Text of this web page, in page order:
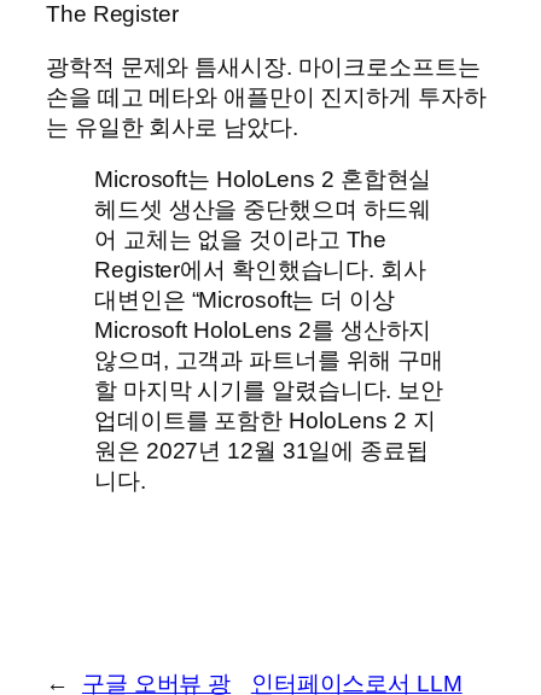
The Register
광학적 문제와 틈새시장. 마이크로소프트는
손을 떼고 메타와 애플만이 진지하게 투자하
는 유일한 회사로 남았다.
Microsoft는 HoloLens 2 혼합현실
헤드셋 생산을 중단했으며 하드웨
어 교체는 없을 것이라고 The
Register에서 확인했습니다. 회사
대변인은 “Microsoft는 더 이상
Microsoft HoloLens 2를 생산하지
않으며, 고객과 파트너를 위해 구매
할 마지막 시기를 알렸습니다. 보안
업데이트를 포함한 HoloLens 2 지
원은 2027년 12월 31일에 종료됩
니다.
←
구글 오버뷰 광
인터페이스로서 LLM